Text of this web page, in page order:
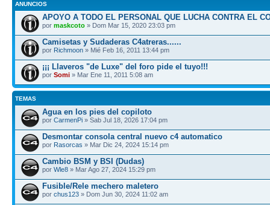
ANUNCIOS
APOYO A TODO EL PERSONAL QUE LUCHA CONTRA EL
por maskcoto » Dom Mar 15, 2020 23:03 pm
Camisetas y Sudaderas C4atreras......
por Richmoon » Mié Feb 16, 2011 13:44 pm
¡¡¡ Llaveros "de Luxe" del foro pide el tuyo!!!
por Somi » Mar Ene 11, 2011 5:08 am
TEMAS
Agua en los pies del copiloto
por CarmenPi » Sab Jul 18, 2026 17:04 pm
Desmontar consola central nuevo c4 automatico
por Rasorcas » Mar Dic 24, 2024 15:14 pm
Cambio BSM y BSI (Dudas)
por Wle8 » Mar Ago 27, 2024 15:29 pm
Fusible/Rele mechero maletero
por chus123 » Dom Jun 30, 2024 11:02 am